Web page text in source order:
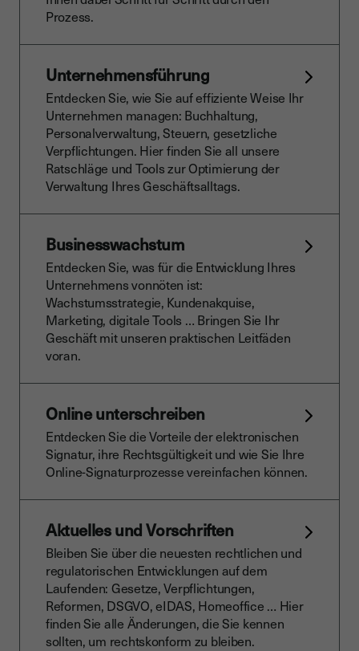
Prozess.
Unternehmensführung
Entdecken Sie, wie Sie auf effiziente Weise Ihr
Unternehmen managen: Buchhaltung,
Personalverwaltung, Steuern, gesetzliche
Verpflichtungen. Hier finden Sie all unsere
Ratschläge und Tools zur Optimierung der
Verwaltung Ihres Geschäftsalltags.
Businesswachstum
Entdecken Sie, was für die Entwicklung Ihres
Unternehmens vonnöten ist:
Wachstumsstrategie, Kundenakquise,
Marketing, digitale Tools … Bringen Sie Ihr
Geschäft mit unseren praktischen Leitfäden
voran.
Online unterschreiben
Entdecken Sie die Vorteile der elektronischen
Signatur, ihre Rechtsgültigkeit und wie Sie Ihre
Online-Signaturprozesse vereinfachen können.
Aktuelles und Vorschriften
Bleiben Sie über die neuesten rechtlichen und
regulatorischen Entwicklungen auf dem
Laufenden: Gesetze, Verpflichtungen,
Reformen, DSGVO, eIDAS, Homeoffice … Hier
finden Sie alle Änderungen, die Sie kennen
sollten, um rechtskonform zu bleiben.